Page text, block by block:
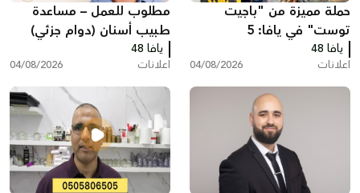
حملة مميزة من "باجيت
توست" في يافا: 5
ساندويشات باجيت مع
شيبس وكولا بـ200 شيكل
يافا 48
اعلانات 04/08/2026
مطلوب للعمل – مساعدة
طبيب أسنان (دوام جزئي)
يافا 48
اعلانات 04/08/2026